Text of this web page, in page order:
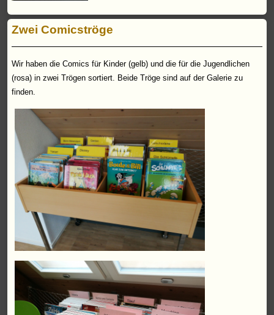
Zwei Comicströge
Wir haben die Comics für Kinder (gelb) und die für die Jugendlichen
(rosa) in zwei Trögen sortiert. Beide Tröge sind auf der Galerie zu
finden.